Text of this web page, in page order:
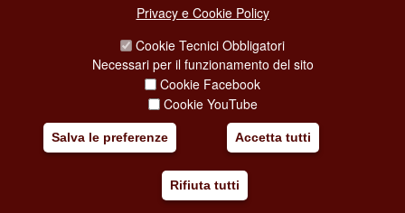
PRIVACY
SOCIAL MEDIA POLICY
COPYRIGHT
ESCLUSIONE DI RESPONSABILITÀ
Privacy e Cookie Policy
Cookie Tecnici Obbligatori
Necessari per il funzionamento del sito
Cookie Facebook
Cookie YouTube
Salva le preferenze Accetta tutti
Rifiuta tutti